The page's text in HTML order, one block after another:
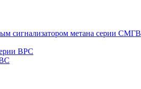
сигнализатором метана серии СМГВ
ВРС